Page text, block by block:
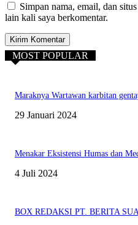
Simpan nama, email, dan
lain kali saya berkomentar.
MOST POPULAR
Maraknya Wartawan karbitan
29 Januari 2024
Menakar Eksistensi Humas dan
4 Juli 2024
BOX REDAKSI PT. BERITA